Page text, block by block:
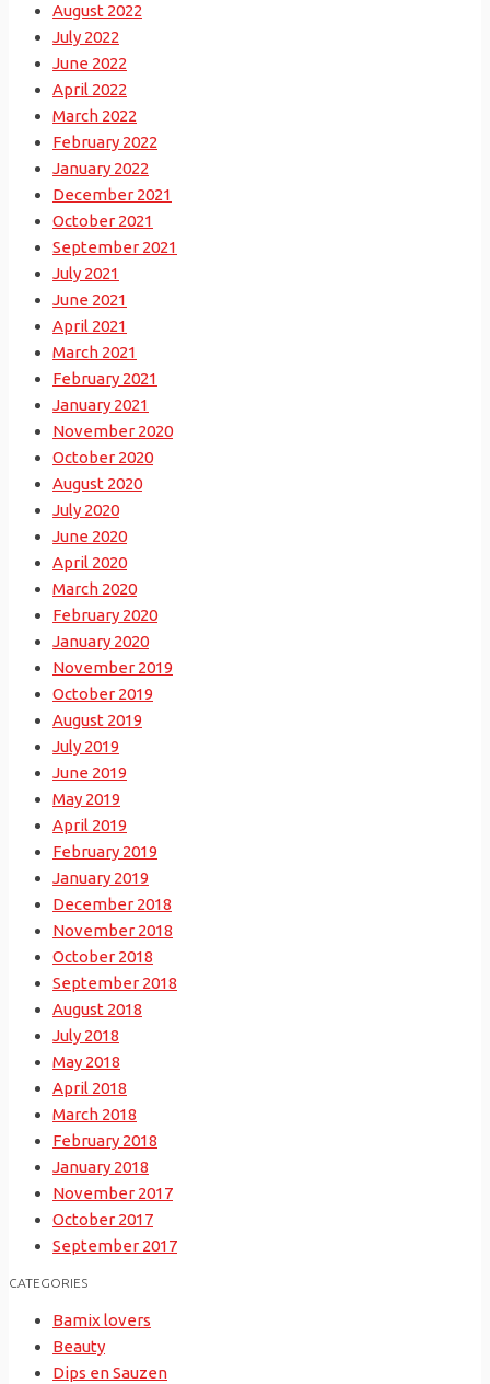
August 2022
July 2022
June 2022
April 2022
March 2022
February 2022
January 2022
December 2021
October 2021
September 2021
July 2021
June 2021
April 2021
March 2021
February 2021
January 2021
November 2020
October 2020
August 2020
July 2020
June 2020
April 2020
March 2020
February 2020
January 2020
November 2019
October 2019
August 2019
July 2019
June 2019
May 2019
April 2019
February 2019
January 2019
December 2018
November 2018
October 2018
September 2018
August 2018
July 2018
May 2018
April 2018
March 2018
February 2018
January 2018
November 2017
October 2017
September 2017
CATEGORIES
Bamix lovers
Beauty
Dips en Sauzen